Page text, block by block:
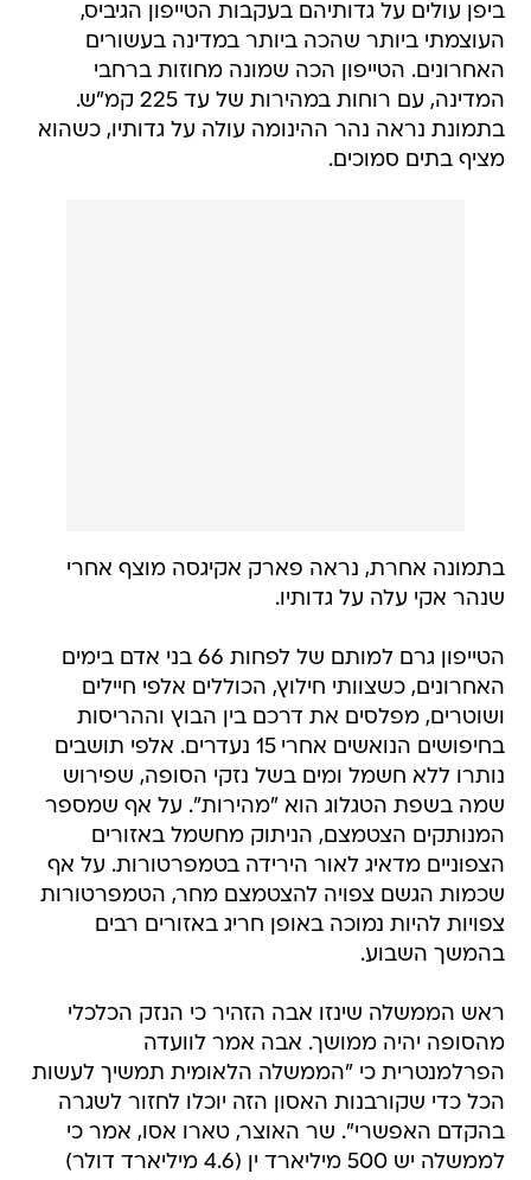
ביפן עולים על גדותיהם בעקבות הטייפון הגיביס,
העוצמתי ביותר שהכה ביותר במדינה בעשורים
האחרונים. הטייפון הכה שמונה מחוזות ברחבי
המדינה, עם רוחות במהירות של עד 225 קמ"ש.
בתמונת נראה נהר ההינומה עולה על גדותיו, כשהוא
מציף בתים סמוכים.
בתמונה אחרת, נראה פארק אקיגסה מוצף אחרי
שנהר אקי עלה על גדותיו.
הטייפון גרם למותם של לפחות 66 בני אדם בימים
האחרונים, כשצוותי חילוץ, הכוללים אלפי חיילים
ושוטרים, מפלסים את דרכם בין הבוץ וההריסות
בחיפושים הנואשים אחרי 15 נעדרים. אלפי תושבים
נותרו ללא חשמל ומים בשל נזקי הסופה, שפירוש
שמה בשפת הטגלוג הוא "מהירות". על אף שמספר
המנותקים הצטמצם, הניתוק מחשמל באזורים
הצפוניים מדאיג לאור הירידה בטמפרטורות. על אף
שכמות הגשם צפויה להצטמצם מחר, הטמפרטורות
צפויות להיות נמוכה באופן חריג באזורים רבים
בהמשך השבוע.
ראש הממשלה שינזו אבה הזהיר כי הנזק הכלכלי
מהסופה יהיה ממושך. אבה אמר לוועדה
הפרלמנטרית כי "הממשלה הלאומית תמשיך לעשות
הכל כדי שקורבנות האסון הזה יוכלו לחזור לשגרה
בהקדם האפשרי". שר האוצר, טארו אסו, אמר כי
לממשלה יש 500 מיליארד ין (4.6 מיליארד דולר)